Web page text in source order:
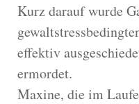
Kurz darauf wurde
effektiv
ermordet.
Maxine, die im